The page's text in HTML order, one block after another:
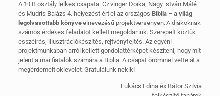
A 10.B osztály lelkes csapata: Czivinger Dorka, Nagy István Máté
és Mudris Balázs 4. helyezést ért el az országos Biblia – a világ
legolvasottabb könyveelnevezésű projektversenyen. A diákoknak
számos érdekes feladatot kellett megoldaniuk. Szerepelt köztük
esszéírás, illusztrációkészítés, rejtvényfejtés. Az egyéni
projektmunkában arról kellett gondolattérképet készíteni, hogy mit
jelent a mai fiatalok számára a Biblia. A csapat örömmel vette át a
megérdemelt oklevelet. Gratulálunk nekik!
Lukács Edina és Bátor Szilvia